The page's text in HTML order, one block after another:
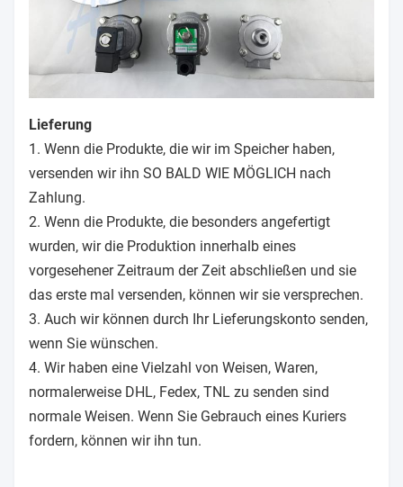
Lieferung
1. Wenn die Produkte, die wir im Speicher haben,
versenden wir ihn SO BALD WIE MÖGLICH nach
Zahlung.
2. Wenn die Produkte, die besonders angefertigt
wurden, wir die Produktion innerhalb eines
vorgesehener Zeitraum der Zeit abschließen und sie
das erste mal versenden, können wir sie versprechen.
3. Auch wir können durch Ihr Lieferungskonto senden,
wenn Sie wünschen.
4. Wir haben eine Vielzahl von Weisen, Waren,
normalerweise DHL, Fedex, TNL zu senden sind
normale Weisen. Wenn Sie Gebrauch eines Kuriers
fordern, können wir ihn tun.